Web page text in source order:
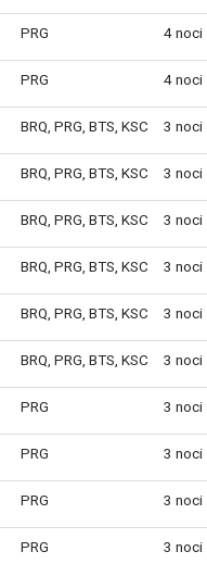
PRG 4 noci
PRG 4 noci
BRQ, PRG, BTS, KSC 3 noci
BRQ, PRG, BTS, KSC 3 noci
BRQ, PRG, BTS, KSC 3 noci
BRQ, PRG, BTS, KSC 3 noci
BRQ, PRG, BTS, KSC 3 noci
BRQ, PRG, BTS, KSC 3 noci
PRG 3 noci
PRG 3 noci
PRG 3 noci
PRG 3 noci